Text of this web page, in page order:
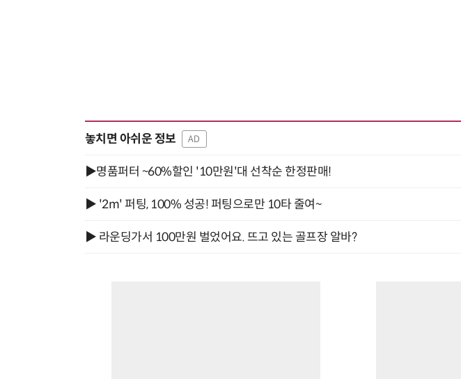
놓치면 아쉬운 정보 AD
▶명품퍼터 ~60%할인 '10만원'대 선착순 한정판매!
▶ '2m' 퍼팅, 100% 성공! 퍼팅으로만 10타 줄여~
▶ 라운딩가서 100만원 벌었어요. 뜨고 있는 골프장 알바?